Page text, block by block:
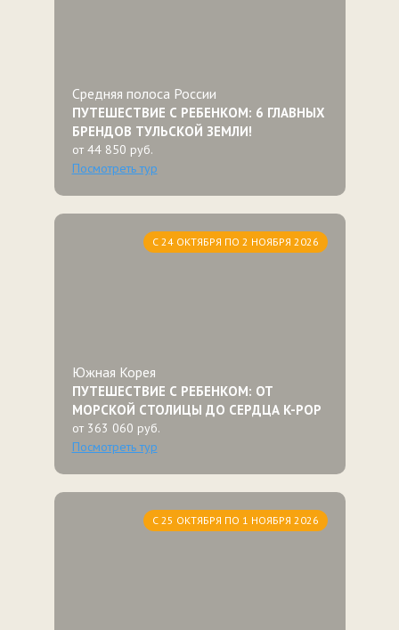
Средняя полоса России
ПУТЕШЕСТВИЕ С РЕБЕНКОМ: 6 ГЛАВНЫХ
БРЕНДОВ ТУЛЬСКОЙ ЗЕМЛИ!
от 44 850 руб.
Посмотреть тур
С 24 ОКТЯБРЯ ПО 2 НОЯБРЯ 2026
Южная Корея
ПУТЕШЕСТВИЕ С РЕБЕНКОМ: ОТ
МОРСКОЙ СТОЛИЦЫ ДО СЕРДЦА K-POP
от 363 060 руб.
Посмотреть тур
С 25 ОКТЯБРЯ ПО 1 НОЯБРЯ 2026